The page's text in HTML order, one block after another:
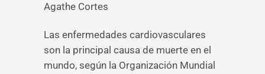
Agathe Cortes
Las enfermedades cardiovasculares
son la principal causa de muerte en el
mundo, según la Organización Mundial